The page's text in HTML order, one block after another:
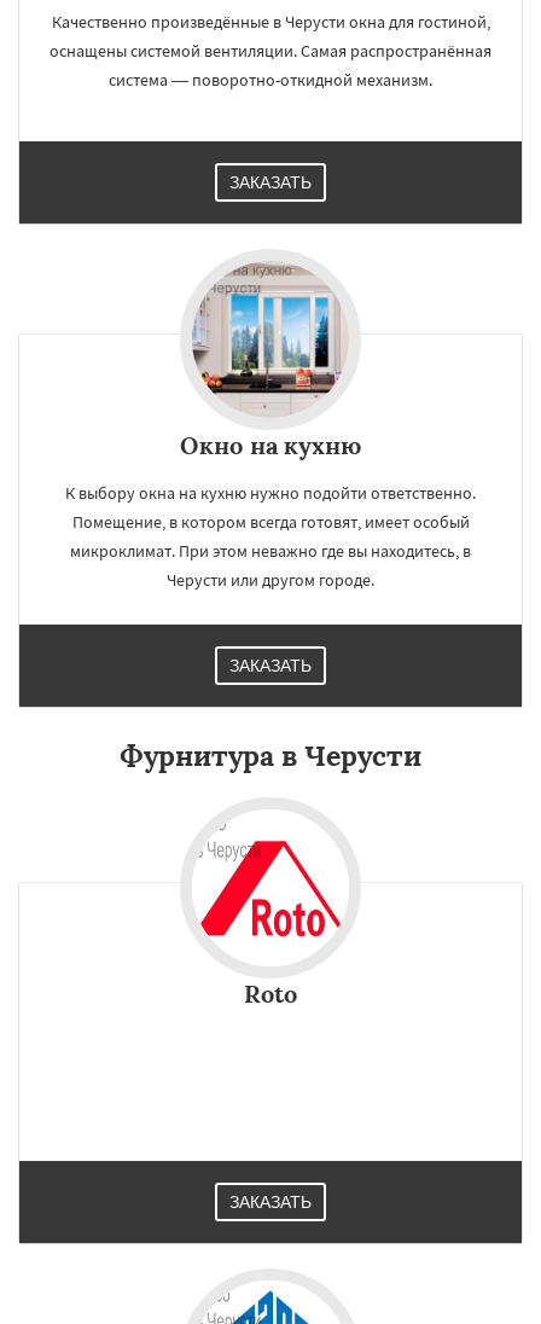
Качественно произведённые в Черусти окна для гостиной,
оснащены системой вентиляции. Самая распространённая
система — поворотно-откидной механизм.
ЗАКАЗАТЬ
Окно на кухню
К выбору окна на кухню нужно подойти ответственно.
Помещение, в котором всегда готовят, имеет особый
микроклимат. При этом неважно где вы находитесь, в
Черусти или другом городе.
ЗАКАЗАТЬ
Фурнитура в Черусти
Roto
ЗАКАЗАТЬ